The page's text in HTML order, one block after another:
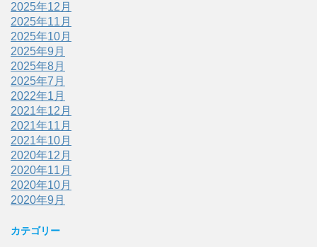
2025年12月
2025年11月
2025年10月
2025年9月
2025年8月
2025年7月
2022年1月
2021年12月
2021年11月
2021年10月
2020年12月
2020年11月
2020年10月
2020年9月
カテゴリー